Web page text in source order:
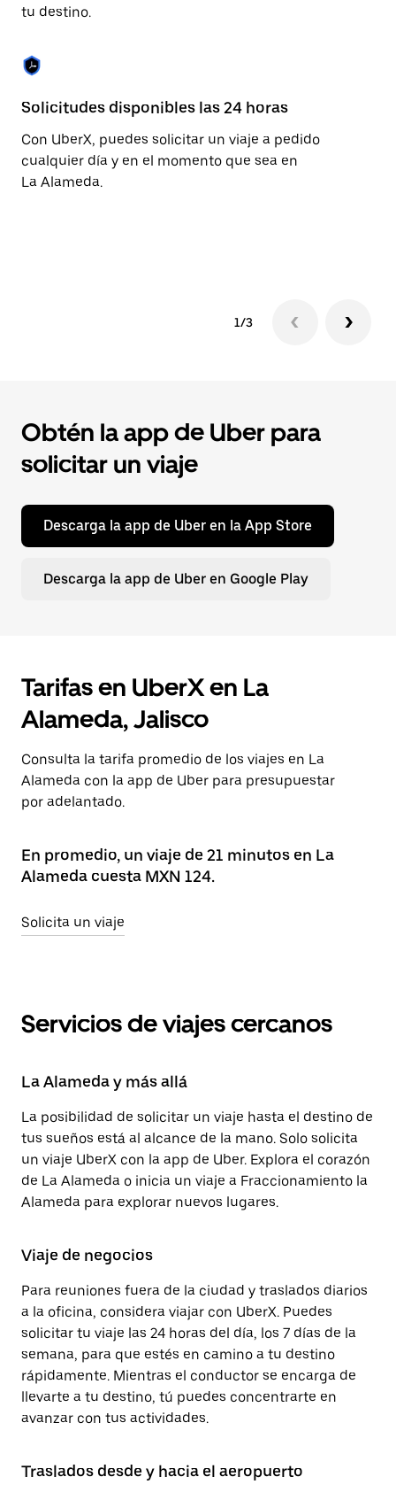
tu destino.
Solicitudes disponibles las 24 horas
Con UberX, puedes solicitar un viaje a pedido
cualquier día y en el momento que sea en
La Alameda.
1/3
Obtén la app de Uber para
solicitar un viaje
Descarga la app de Uber en la App Store
Descarga la app de Uber en Google Play
Tarifas en UberX en La
Alameda, Jalisco
Consulta la tarifa promedio de los viajes en La
Alameda con la app de Uber para presupuestar
por adelantado.
En promedio, un viaje de 21 minutos en La
Alameda cuesta MXN 124.
Solicita un viaje
Servicios de viajes cercanos
La Alameda y más allá
La posibilidad de solicitar un viaje hasta el destino de
tus sueños está al alcance de la mano. Solo solicita
un viaje UberX con la app de Uber. Explora el corazón
de La Alameda o inicia un viaje a Fraccionamiento la
Alameda para explorar nuevos lugares.
Viaje de negocios
Para reuniones fuera de la ciudad y traslados diarios
a la oficina, considera viajar con UberX. Puedes
solicitar tu viaje las 24 horas del día, los 7 días de la
semana, para que estés en camino a tu destino
rápidamente. Mientras el conductor se encarga de
llevarte a tu destino, tú puedes concentrarte en
avanzar con tus actividades.
Traslados desde y hacia el aeropuerto